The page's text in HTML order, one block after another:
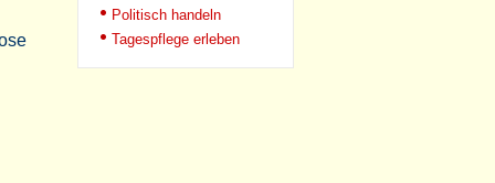
Politisch handeln
Tagespflege erleben